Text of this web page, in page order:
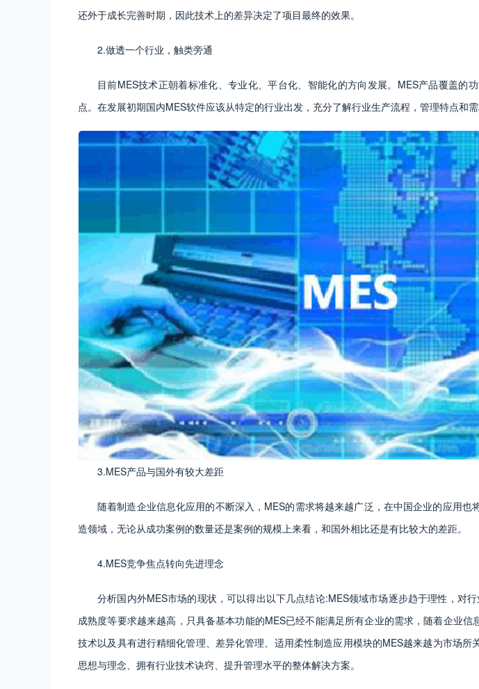
还外于成长完善时期，因此技术上的差异决定了项目最终的效果。
2.做透一个行业，触类旁通
目前MES技术正朝着标准化、专业化、平台化、智能化的方向发展。MES产品覆盖
点。在发展初期国内MES软件应该从特定的行业出发，充分了解行业生产流程，管理特点和
3.MES产品与国外有较大差距
随着制造企业信息化应用的不断深入，MES的需求将越来越广泛，在中国企业的应用
造领域，无论从成功案例的数量还是案例的规模上来看，和国外相比还是有比较大的差距。
4.MES竞争焦点转向先进理念
分析国内外MES市场的现状，可以得出以下几点结论:MES领域市场逐步趋于理性，对
成熟度等要求越来越高，只具备基本功能的MES已经不能满足所有企业的需求，随着企业
技术以及具有进行精细化管理、差异化管理、适用柔性制造应用模块的MES越来越为市场
思想与理念、拥有行业技术诀窍、提升管理水平的整体解决方案。